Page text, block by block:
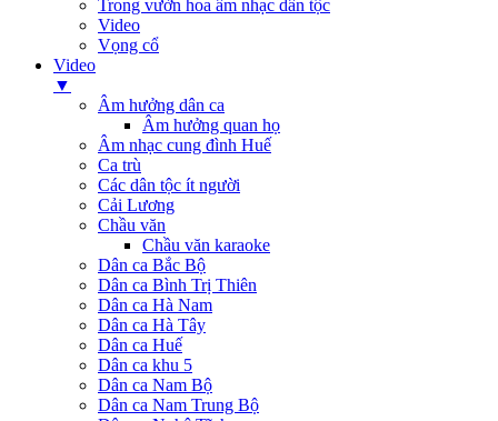
Trong vườn hoa âm nhạc dân tộc
Video
Vọng cổ
Video
▼
Âm hưởng dân ca
Âm hưởng quan họ
Âm nhạc cung đình Huế
Ca trù
Các dân tộc ít người
Cải Lương
Chầu văn
Chầu văn karaoke
Dân ca Bắc Bộ
Dân ca Bình Trị Thiên
Dân ca Hà Nam
Dân ca Hà Tây
Dân ca Huế
Dân ca khu 5
Dân ca Nam Bộ
Dân ca Nam Trung Bộ